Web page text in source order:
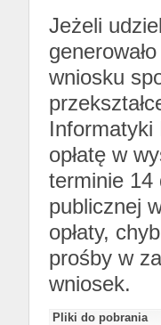
Jeżeli
wniosku
Informatyki
opłatę w
terminie 14
publicznej
opłaty,
prośby w
wniosek.
Pliki do pobrania